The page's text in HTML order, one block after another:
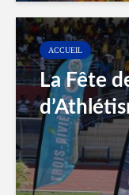
ACCUEIL
La Fête